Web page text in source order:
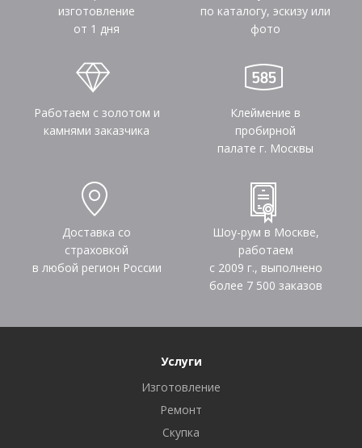
изготовление
от 1 дня
по каталогу, эскизу или
фото
Работаем с золотом и
камнями заказчика
Клеймение в
пробирной
палате г. Москвы
Доставка со
страховкой
в любой регион России
Шоу-рум в Москве,
работаем
с 2009 г., выполнено
более 7 500 заказов
Услуги
Изготовление
Ремонт
Скупка